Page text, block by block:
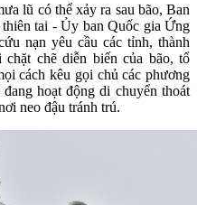
lũ có thể xảy ra sau bão, Ban
tai - Ủy ban Quốc gia Ứng
nạn yêu cầu các tỉnh, thành
chẽ diễn biến của bão, tổ
cách kêu gọi chủ các phương
hoạt động di chuyển thoát
neo đậu tránh trú.